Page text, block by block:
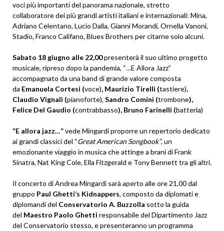
voci più importanti del panorama nazionale, stretto
collaboratore dei più grandi artisti italiani e internazionali: Mina,
Adriano Celentano, Lucio Dalla, Gianni Morandi, Ornella Vanoni,
Stadio, Franco Califano, Blues Brothers per citarne solo alcuni.
Sabato 18 giugno alle 22,00presenterà il suo ultimo progetto
musicale, ripreso dopo la pandemia, “…E Allora Jazz”
accompagnato da una band di grande valore composta
da Emanuela Cortesi (voce), Maurizio Tirelli (tastiere),
Claudio Vignali (pianoforte), Sandro Comini (trombone),
Felice Del Gaudio (contrabbasso), Bruno Farinelli (batteria)
“E allora jazz…”vede Mingardi proporre un repertorio dedicato
ai grandi classici del “Great American Songbook”, un
emozionante viaggio in musica che attinge a brani di Frank
Sinatra, Nat King Cole, Ella Fitzgerald e Tony Bennett tra gli altri.
Il concerto di Andrea Mingardi sarà aperto alle ore 21,00 dal
gruppo Paul Ghetti’s Kidnappers, composto da diplomati e
diplomandi del Conservatorio A. Buzzolla sotto la guida
del Maestro Paolo Ghetti responsabile del Dipartimento Jazz
del Conservatorio stesso, e presenteranno un programma